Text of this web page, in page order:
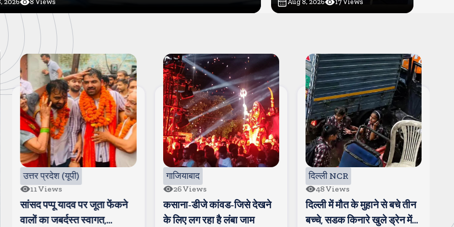
2026 8 Views Aug 8, 2026 17Views
उत्तर प्रदेश (यूपी)
11Views
सांसद पप्पू यादव पर जूता फेंकने
वालों का जबर्दस्त स्वागत,
गाजियाबाद
26Views
कसाना-डीजे कांवड-जिसे देखने
के लिए लग रहा है लंबा जाम
दिल्ली NCR
48Views
दिल्ली में मौत के मुहाने से बचे तीन
बच्चे, सडक किनारे खुले ड्रेन में